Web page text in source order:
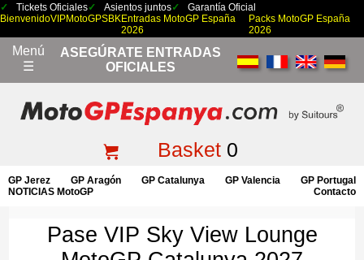
Tickets Oficiales Asientos juntos
Garantía Oficial
BienvenidoVIPMotoGPSBKEntradas MotoGP España
2026
Packs MotoGP España
2026
Menú
☰
ASEGÚRATE ENTRADAS
OFICIALES
Basket0
GP Jerez GP Aragón GP Catalunya GP Valencia
GP Portugal
NOTICIAS MotoGP
Contacto
Pase VIP Sky View Lounge